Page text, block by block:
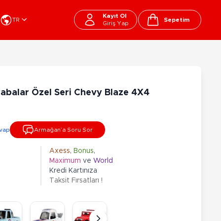
Bloklar
Hava - Spor - Deniz
Beslenme Çantası
Okul Araç Gereçleri
Matara
Fonksiyonel Peluşlar
Lisanslı Peluşlar
10-12 Yaş
TR
Kayıt Ol
Giriş Yap
Cart
Sepetim
Özel Seri Chevy Blaze 4X4
Armağan’a Soru Sor
Axess, Bonus,
Maximum ve World
Kredi Kartınıza
Taksit Fırsatları !